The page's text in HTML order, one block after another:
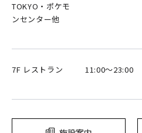
TOKYO・ポケモ
ンセンター他
7F レストラン 11:00～23:00